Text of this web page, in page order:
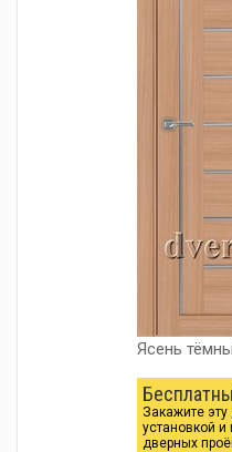
Ясень
Закажите эту
установкой
дверных